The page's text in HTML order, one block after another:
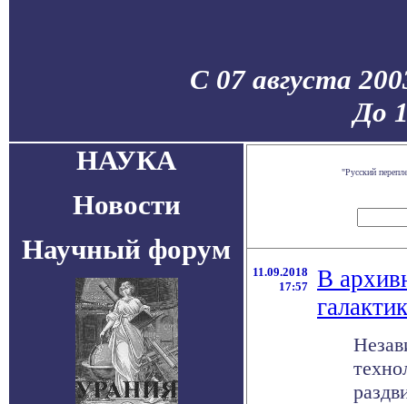
С 07 августа
До
НАУКА
Новости
Научный форум
"Русский
11.09.2018
17:57
В